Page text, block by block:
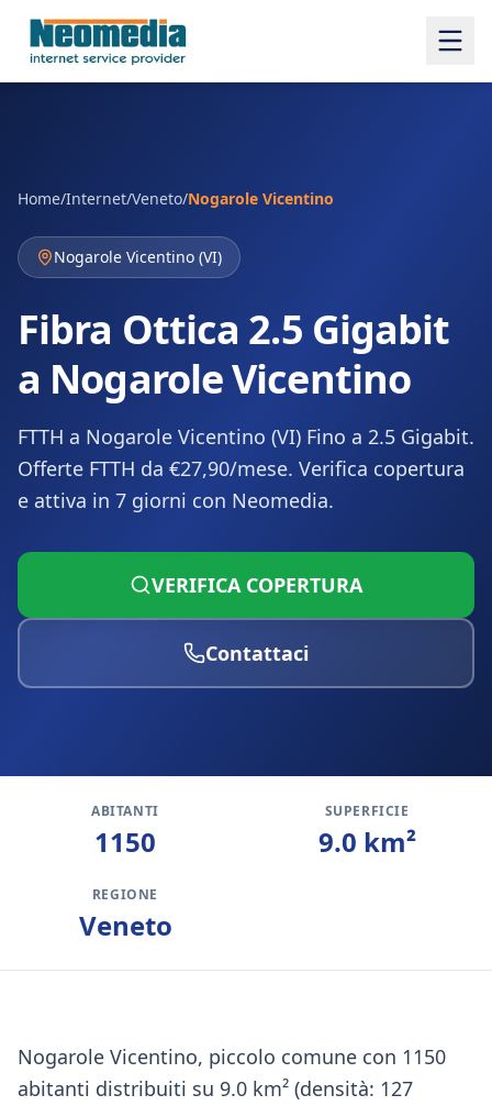
Home/Internet/Veneto/Nogarole Vicentino
Nogarole Vicentino (VI)
Fibra Ottica 2.5 Gigabit
a Nogarole Vicentino
FTTH a Nogarole Vicentino (VI) Fino a 2.5 Gigabit.
Offerte FTTH da €27,90/mese. Verifica copertura
e attiva in 7 giorni con Neomedia.
VERIFICA COPERTURA
Contattaci
ABITANTI
1150
SUPERFICIE
9.0 km²
REGIONE
Veneto
Nogarole Vicentino, piccolo comune con 1150
abitanti distribuiti su 9.0 km² (densità: 127